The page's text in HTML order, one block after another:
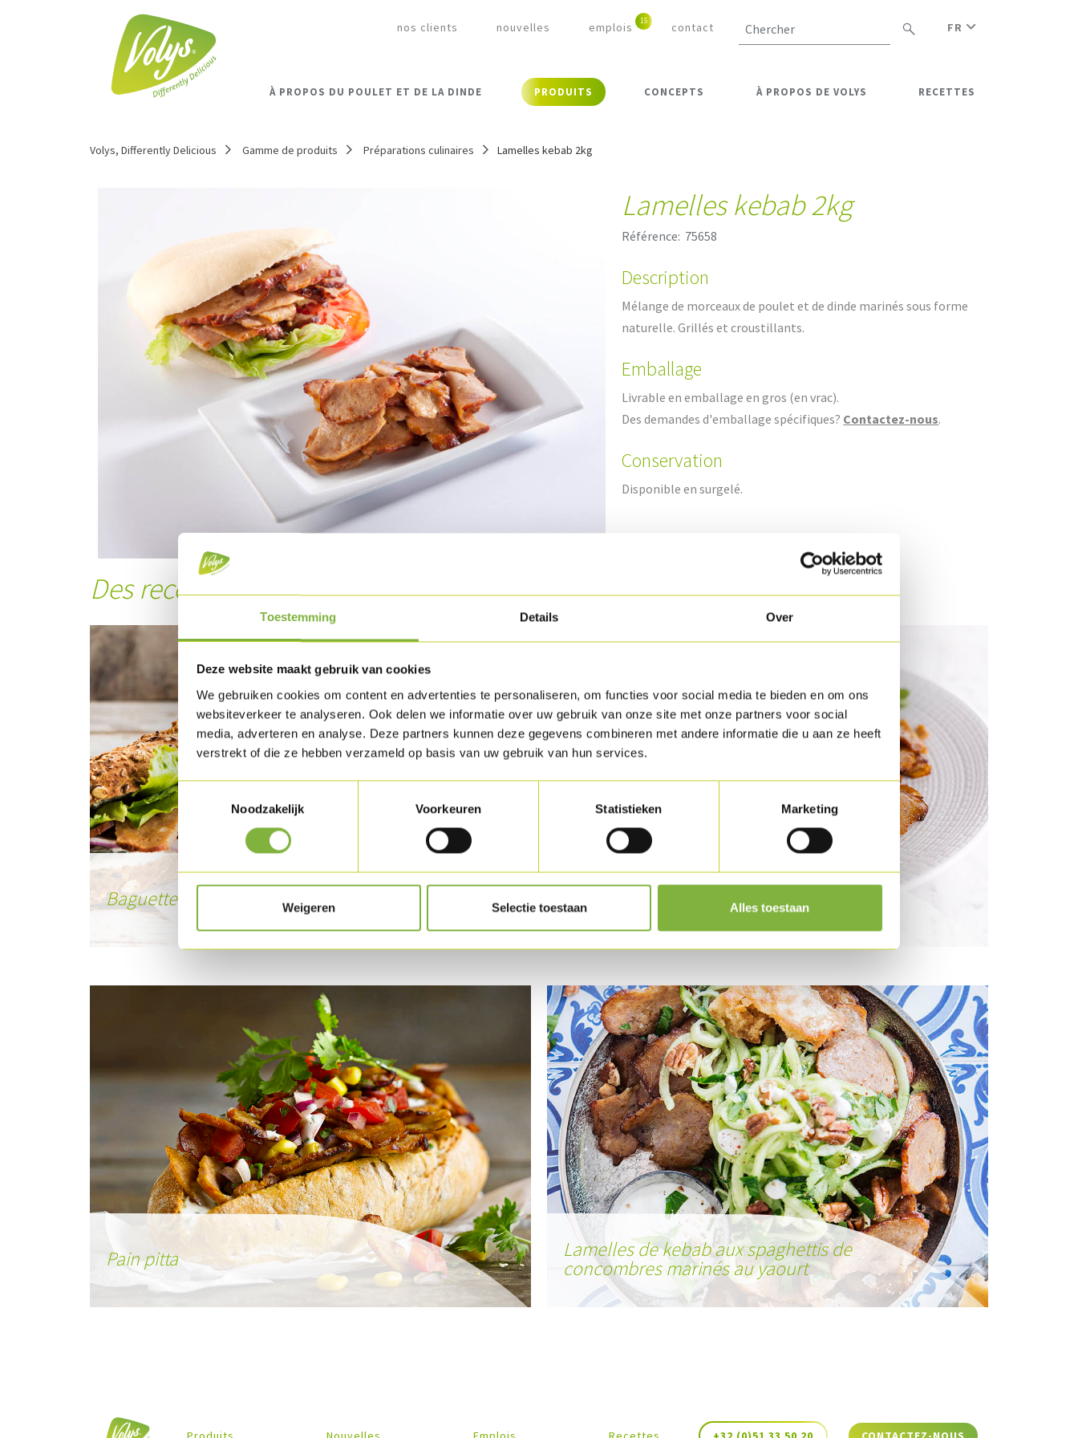
Toestemming Details Over
Deze website maakt gebruik van cookies
We gebruiken cookies om content en advertenties te personaliseren, om functies voor social media te bieden en om ons
websiteverkeer te analyseren. Ook delen we informatie over uw gebruik van onze site met onze partners voor social
media, adverteren en analyse. Deze partners kunnen deze gegevens combineren met andere informatie die u aan ze heeft
verstrekt of die ze hebben verzameld op basis van uw gebruik van hun services.
Toestemmingsselectie
Noodzakelijk
Voorkeuren Statistieken Marketing
Weigeren Selectie toestaan Alles toestaan
nos clients nouvelles emplois contact FR
À PROPOS DU POULET ET DE LA DINDE PRODUITS CONCEPTS À PROPOS DE VOLYS RECETTES
Volys, Differently Delicious Gamme de produits Préparations culinaires Lamelles kebab 2kg
Lamelles kebab 2kg
Référence: 75658
Description
Mélange de morceaux de poulet et de dinde marinés sous forme
naturelle. Grillés et croustillants.
Emballage
Livrable en emballage en gros (en vrac).
Des demandes d'emballage spécifiques? Contactez-nous.
Conservation
Disponible en surgelé.
Des recettes avec ce produit
Baguette aux lamelles de kebab Lamelles de kebab, salade mixte et frites
Pain pitta Lamelles de kebab aux spaghettis de
concombres marinés au yaourt